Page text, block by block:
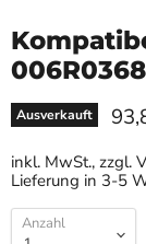
Ausverkauft
inkl. MwSt., zzgl.
Lieferung in 3-5
Anzahl